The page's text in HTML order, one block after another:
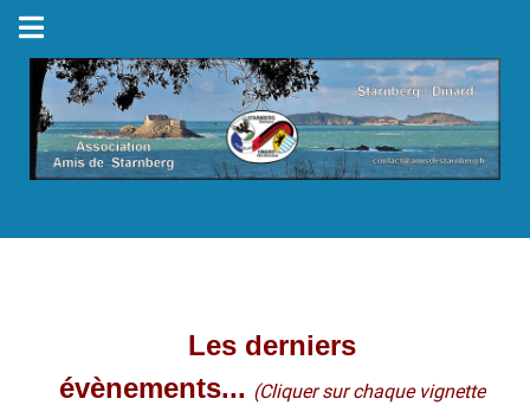
Les derniers
évènements... (Cliquer sur chaque vignette